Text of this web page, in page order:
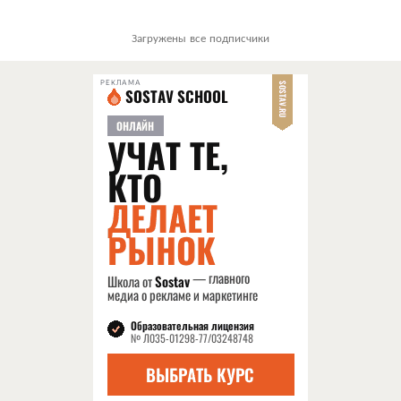
Загружены все подписчики
РЕКЛАМА